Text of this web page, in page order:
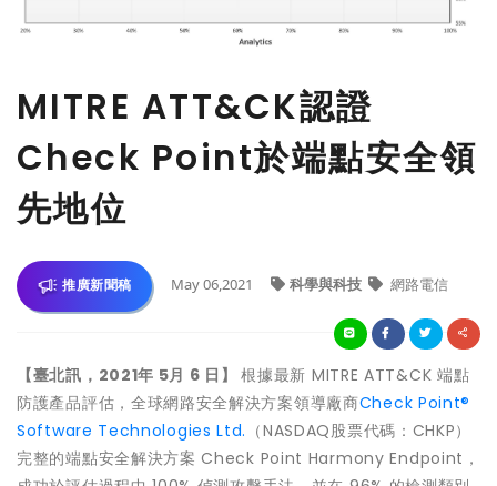
MITRE ATT&CK認證
Check Point於端點安全領
先地位
推廣新聞稿 May 06,2021 科學與科技 網路電信
【臺北訊，2021年 5月 6 日】根據最新 MITRE ATT&CK 端點
防護產品評估，全球網路安全解決方案領導廠商Check Point®
Software Technologies Ltd. （NASDAQ股票代碼：CHKP）
完整的端點安全解決方案 Check Point Harmony Endpoint，